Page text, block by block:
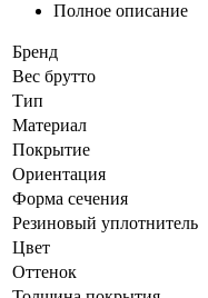
Полное описание
Бренд
Вес брутто
Тип
Материал
Покрытие
Ориентация
Форма сечения
Резиновый уплотнитель
Цвет
Оттенок